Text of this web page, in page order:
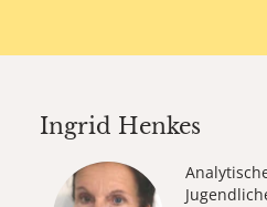
Ingrid Henkes